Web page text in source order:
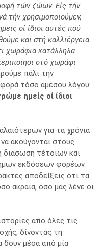
τών ζώων. Είς τήν
τήν χρησιμοποιούμεν,
οί ίδιοι αυτές πού
καί στή καλλιέργεια
χωράφια κατάλληλα
στό χωράφι
πάλι την
τόσο άμεσου λόγου:
ημείς οί ίδιοι
για τα χρόνια
ακούγονται στους
τέτοιων και
εκδόσεων φορέων
αποδείξεις ότι τα
ακραία, όσο μας λένε οι
από όλες τις
δίνοντας τη
δουν μέσα από μία